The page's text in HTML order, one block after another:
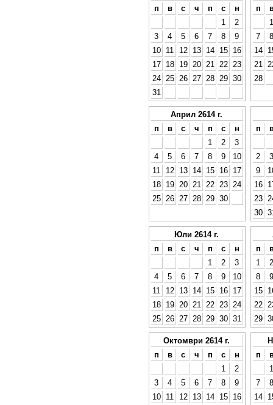
п
в с ч п с
н
1
2
3
4 5 6 7 8
9
10
11 12 13 14 15
16
17
18 19 20 21 22
23
24
25 26 27 28 29 30
31
п
1
7
8
14
21
28
Април 2614 г.
п
в с ч п с
н
1
2
3
4
5 6 7 8 9
10
11
12 13 14 15 16
17
18
19 20 21 22 23
24
25
26 27 28 29 30
п
2
3
9
16
23
30
Юли 2614 г.
п
в с ч п с
н
1
2
3
4
5 6 7 8 9
10
11
12 13 14 15 16
17
18
19 20 21 22 23
24
25
26 27 28 29 30 31
п
1
2
8
9
15
22
29
Октомври 2614 г.
п
в с ч п с
н
1
2
3
4 5 6 7 8
9
10
11 12 13 14 15
16
п
1
7
8
14